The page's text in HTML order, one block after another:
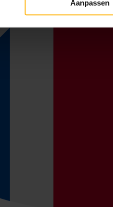
Aanpassen